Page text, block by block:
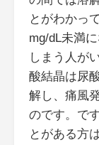
とがわかっ
mg/dL未満
しまう人が
酸結晶は尿
解し、痛風
のです。で
とがある方